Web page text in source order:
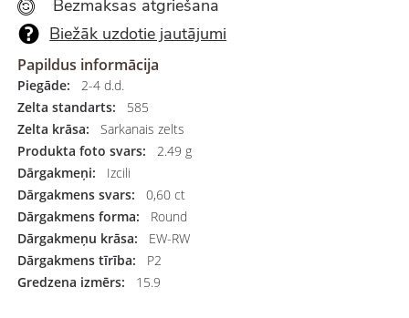
Bezmaksas atgriešana
Biežāk uzdotie jautājumi
Papildus informācija
Piegāde:
2-4 d.d.
Zelta standarts:
585
Zelta krāsa:
Sarkanais zelts
Produkta foto svars:
2.49 g
Dārgakmeņi:
Izcili
Dārgakmens svars:
0,60 ct
Dārgakmens forma:
Round
Dārgakmeņu krāsa:
EW-RW
Dārgakmens tīrība:
P2
Gredzena izmērs:
15.9